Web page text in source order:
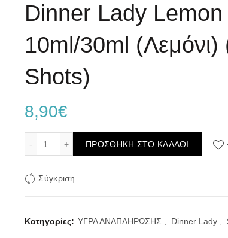
Dinner Lady
10ml/30ml (Λεμόνι)
Shots)
8,90€
Dinner Lady Lemon Sherbets 10ml/30ml
ΠΡΟΣΘΉΚΗ ΣΤΟ ΚΑΛΆΘΙ
Σύγκριση
Κατηγορίες: ΥΓΡΑ ΑΝΑΠΛΗΡΩΣΗΣ Dinner Lady